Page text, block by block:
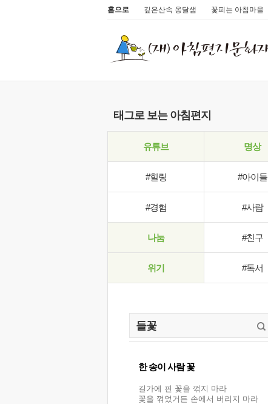
홈으로 깊은산속 옹달샘 꽃피는 아침마을
태그로 보는 아침편지
유튜브 명상
#힐링 #아이들
#경험 #사람
나눔 #친구
위기 #독서
한 송이 사람 꽃
길가에 핀 꽃을 꺾지 마라
꽃을 꺾었거든 손에서 버리지 마라